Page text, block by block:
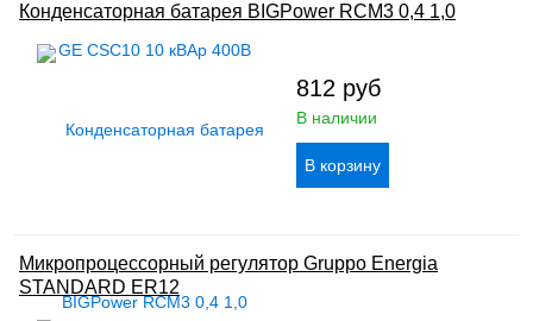
Конденсаторная батарея BIGPower RCM3 0,4 1,0
812 руб
В наличии
Микропроцессорный регулятор Gruppo Energia
STANDARD ER12